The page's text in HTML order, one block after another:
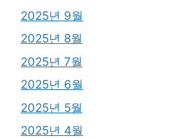
2025년 9월
2025년 8월
2025년 7월
2025년 6월
2025년 5월
2025년 4월